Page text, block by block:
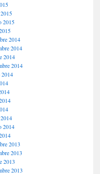
2015
2014
2014
2014
2014
2014
2014
2013
2013
2013
2013